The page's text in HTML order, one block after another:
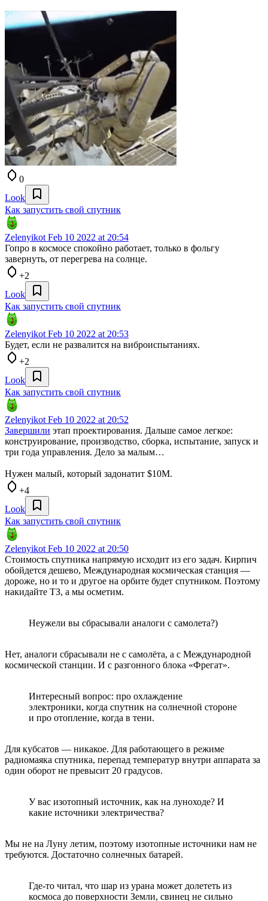
0
Look
Как запустить свой спутник
Zelenyikot Feb 10 2022 at 20:54
Гопро в космосе спокойно работает, только в фольгу
завернуть, от перегрева на солнце.
+2
Look
Как запустить свой спутник
Zelenyikot Feb 10 2022 at 20:53
Будет, если не развалится на виброиспытаниях.
+2
Look
Как запустить свой спутник
Zelenyikot Feb 10 2022 at 20:52
Завершили этап проектирования. Дальше самое легкое:
конструирование, производство, сборка, испытание, запуск и
три года управления. Дело за малым…
Нужен малый, который задонатит $10М.
+4
Look
Как запустить свой спутник
Zelenyikot Feb 10 2022 at 20:50
Стоимость спутника напрямую исходит из его задач. Кирпич
обойдется дешево, Международная космическая станция —
дороже, но и то и другое на орбите будет спутником. Поэтому
накидайте ТЗ, а мы осметим.
Неужели вы сбрасывали аналоги с самолета?)
Нет, аналоги сбрасывали не с самолёта, а с Международной
космической станции. И с разгонного блока «Фрегат».
Интересный вопрос: про охлаждение
электроники, когда спутник на солнечной стороне
и про отопление, когда в тени.
Для кубсатов — никакое. Для работающего в режиме
радиомаяка спутника, перепад температур внутри аппарата за
один оборот не превысит 20 градусов.
У вас изотопный источник, как на луноходе? И
какие источники электричества?
Мы не на Луну летим, поэтому изотопные источники нам не
требуются. Достаточно солнечных батарей.
Где-то читал, что шар из урана может долететь из
космоса до поверхности Земли, свинец не сильно